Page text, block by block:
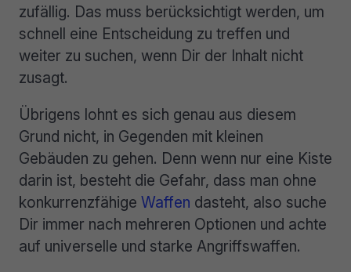
zufällig. Das muss berücksichtigt werden, um
schnell eine Entscheidung zu treffen und
weiter zu suchen, wenn Dir der Inhalt nicht
zusagt.
Übrigens lohnt es sich genau aus diesem
Grund nicht, in Gegenden mit kleinen
Gebäuden zu gehen. Denn wenn nur eine Kiste
darin ist, besteht die Gefahr, dass man ohne
konkurrenzfähige Waffen dasteht, also suche
Dir immer nach mehreren Optionen und achte
auf universelle und starke Angriffswaffen.